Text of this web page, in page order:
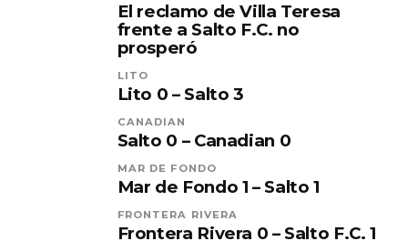
El reclamo de Villa Teresa
frente a Salto F.C. no
prosperó
LITO
Lito 0 – Salto 3
CANADIAN
Salto 0 – Canadian 0
MAR DE FONDO
Mar de Fondo 1 – Salto 1
FRONTERA RIVERA
Frontera Rivera 0 – Salto F.C. 1